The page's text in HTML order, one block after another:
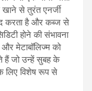
खाने से तुरंत एनर्जी
करता है और कब्ज से
होने की संभावना
मेटाबॉलिज्म को
हैं जो उन्हें सुबह के
लिए विशेष रूप से